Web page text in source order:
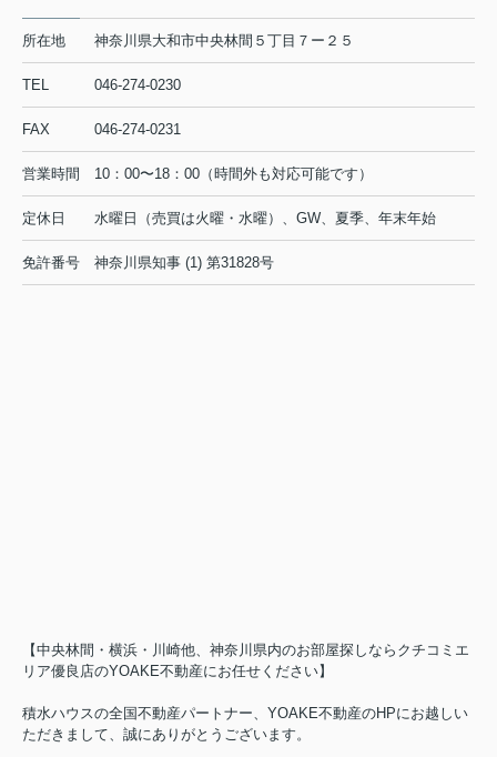
所在地 神奈川県大和市中央林間５丁目７ー２５
TEL 046-274-0230
FAX 046-274-0231
営業時間 10：00〜18：00（時間外も対応可能です）
定休日 水曜日（売買は火曜・水曜）、GW、夏季、年末年始
免許番号 神奈川県知事 (1) 第31828号
【中央林間・横浜・川崎他、神奈川県内のお部屋探しならクチコミエ
リア優良店のYOAKE不動産にお任せください】
積水ハウスの全国不動産パートナー、YOAKE不動産のHPにお越しい
ただきまして、誠にありがとうございます。